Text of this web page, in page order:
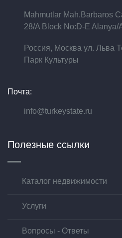
Mahmutlar Mah.Barbaros
28/A Block No:D-E Alanya/
Россия, Москва ул. Льва
Парк Культуры
Почта:
info@turkeystate.ru
Полезные ссылки
Каталог недвижимости
Услуги
Вопросы - Ответы